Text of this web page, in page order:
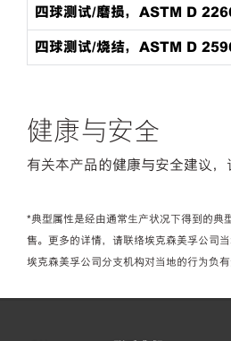
四球测试/磨损，ASTM D
四球测试/烧结，ASTM D
健康与安全
有关本产品的健康与安全建议
*典型属性是经由通常生产状况下得到的典
售。更多的详情，请联络埃克森美孚公
埃克森美孚公司分支机构对当地的行为负